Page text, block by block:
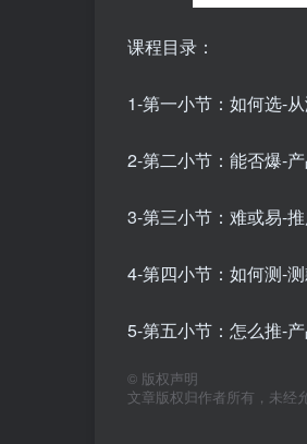
课程目录：
1-第一小节：如何选-
2-第二小节：能否爆-
3-第三小节：难或易-
4-第四小节：如何测-
5-第五小节：怎么推-
© 版权声明
文章版权归作者所有，未经